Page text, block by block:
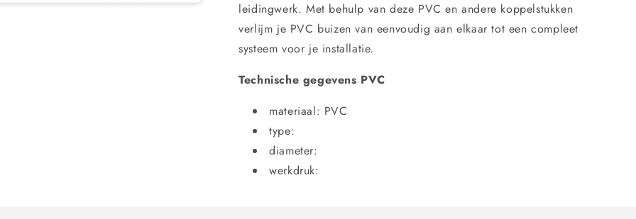
leidingwerk. Met behulp van deze PVC en andere koppelstukken
verlijm je PVC buizen van eenvoudig aan elkaar tot een compleet
systeem voor je installatie.
Technische gegevens PVC
materiaal: PVC
type:
diameter:
werkdruk: